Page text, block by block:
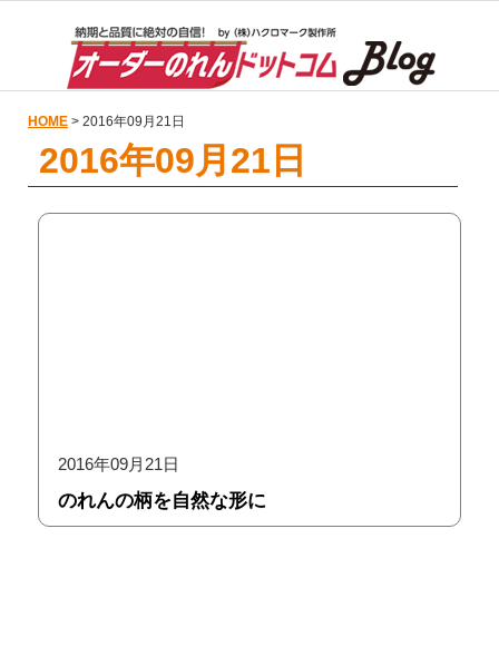
HOME > 2016年09月21日
2016年09月21日
2016年09月21日
のれんの柄を自然な形に